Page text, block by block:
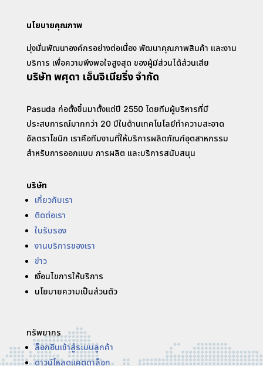
นโยบายคุณภาพ
มุ่งมั่นพัฒนาองค์กรอย่างต่อเนื่อง พัฒนาคุณภาพสินค้า และงาน
บริการ เพื่อความพึงพอใจสูงสุด ของผู้มีส่วนได้ส่วนเสีย
บริษัท พศุดา เอ็นจิเนียริ่ง จำกัด
Pasuda ก่อตั้งขึ้นมาตั้งแต่ปี 2550 โดยทีมผู้บริหารที่มี
ประสบการณ์มากกว่า 20 ปีในด้านเทคโนโลยีทำความสะอาด
อัลตราโซนิก เราคือทีมงานที่ให้บริการผลิตภัณฑ์อุตสาหกรรม
สำหรับการออกแบบ การผลิต และบริการสนับสนุน
บริษัท
เกี่ยวกับเรา
ติดต่อเรา
ใบรับรอง
งานบริการของเรา
ข่าว
เงื่อนไขการให้บริการ
นโยบายความเป็นส่วนตัว
ทรัพยากร
ล็อกอินเข้าสู่ระบบลูกค้า
ดาวน์โหลดแคตตาล็อก